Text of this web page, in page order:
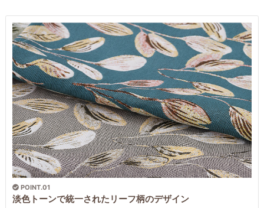
POINT.01
淡色トーンで統一されたリーフ柄のデザイン